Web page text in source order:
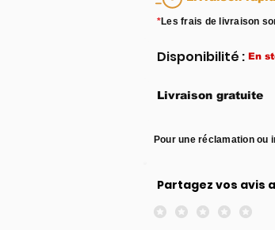
*Les frais de livraison
Disponibilité : En
Livraison gratuite
Pour une réclamation ou
Partagez vos avis
Aucune note pour le